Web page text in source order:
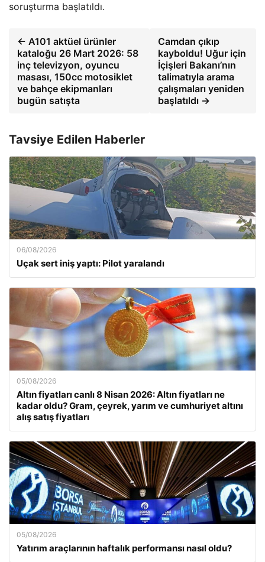
soruşturma başlatıldı.
← A101 aktüel ürünler
kataloğu 26 Mart 2026: 58
inç televizyon, oyuncu
masası, 150cc motosiklet
ve bahçe ekipmanları
bugün satışta
Camdan çıkıp
kayboldu! Uğur için
İçişleri Bakanı’nın
talimatıyla arama
çalışmaları yeniden
başlatıldı →
Tavsiye Edilen Haberler
06/08/2026
Uçak sert iniş yaptı: Pilot yaralandı
05/08/2026
Altın fiyatları canlı 8 Nisan 2026: Altın fiyatları ne
kadar oldu? Gram, çeyrek, yarım ve cumhuriyet altını
alış satış fiyatları
05/08/2026
Yatırım araçlarının haftalık performansı nasıl oldu?